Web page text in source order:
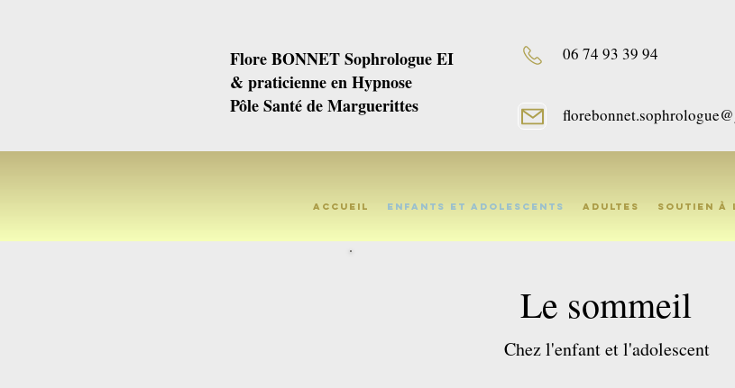
Flore BONNET Sophrologue EI
& praticienne en Hypnose
Pôle Santé de Marguerittes
06 74 93 39 94
Accueil Enfants et adolescents Adultes Soutien
Le sommeil
Chez l'enfant et l'adolescent